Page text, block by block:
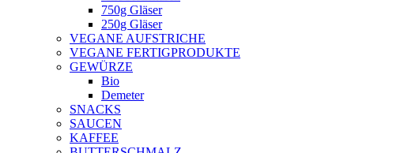
750g Gläser
250g Gläser
VEGANE AUFSTRICHE
VEGANE FERTIGPRODUKTE
GEWÜRZE
Bio
Demeter
SNACKS
SAUCEN
KAFFEE